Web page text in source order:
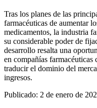
Tras los planes de las
farmacéuticas de aumentar
medicamentos, la industria
su considerable poder de
desarrollo resalta una
en compañías farmacéuticas
traducir el dominio del
ingresos.
Publicado: 2 de enero de